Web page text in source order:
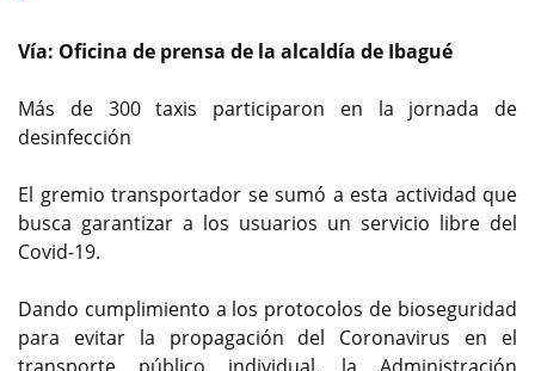
Vía: Oficina de prensa de la alcaldía de Ibagué
Más de 300 taxis participaron en la jornada de
desinfección
El gremio transportador se sumó a esta actividad que
busca garantizar a los usuarios un servicio libre del
Covid-19.
Dando cumplimiento a los protocolos de bioseguridad
para evitar la propagación del Coronavirus en el